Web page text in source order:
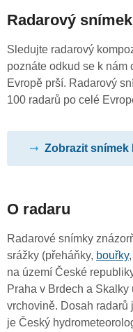
Radarový
Sledujte radarový
poznáte odkud se k nám
Evropě prší. Radarový
100 radarů po celé
Zobrazit snímek
O radaru
Radarové snímky
srážky (přeháňky, bouřky
na území České
Praha v Brdech a
vrchovině. Dosah radarů
je Český